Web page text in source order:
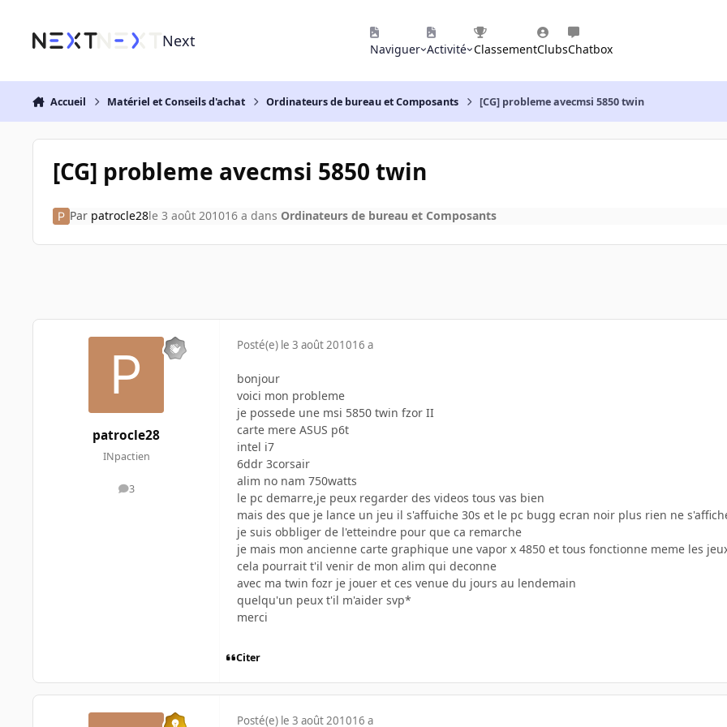
Next Naviguer Activité ClassementClubsChatbox
Accueil Matériel et Conseils d'achat Ordinateurs de bureau et Composants [CG] probleme avecmsi 5850 twin
[CG] probleme avecmsi 5850 twin
Par patrocle28le 3 août 201016 a dans Ordinateurs de bureau et Composants
patrocle28
INpactien
3
messages
Posté(e) le 3 août 201016 a
bonjour
voici mon probleme
je possede une msi 5850 twin fzor II
carte mere ASUS p6t
intel i7
6ddr 3corsair
alim no nam 750watts
le pc demarre,je peux regarder des videos tous vas bien
mais des que je lance un jeu il s'affuiche 30s et le pc bugg ecran noir plus rien ne
je suis obbliger de l'etteindre pour que ca remarche
je mais mon ancienne carte graphique une vapor x 4850 et tous fonctionne meme les
cela pourrait t'il venir de mon alim qui deconne
avec ma twin fozr je jouer et ces venue du jours au lendemain
quelqu'un peux t'il m'aider svp*
merci
Citer
Posté(e) le 3 août 201016 a